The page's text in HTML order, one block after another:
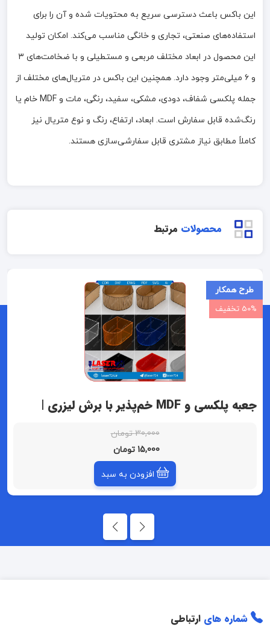
این باکس باعث دسترسی سریع به محتویات شده و آن را برای
استفاده‌های صنعتی، تجاری و خانگی مناسب می‌کند. امکان تولید
این محصول در ابعاد مختلف مربعی و مستطیلی و با ضخامت‌های ۳
و ۶ میلی‌متر وجود دارد. همچنین این باکس در متریال‌های مختلف از
جمله پلکسی شفاف، دودی، مشکی، سفید، رنگی، مات و MDF خام یا
رنگ‌شده قابل سفارش است. ابعاد، ارتفاع، رنگ و نوع متریال نیز
کاملاً مطابق نیاز مشتری قابل سفارشی‌سازی هستند.
محصولات مرتبط
طرح همکار
50% تخفیف
جعبه پلکسی و MDF خم‌پذیر با برش لیزری |
30,000 تومان
15,000 تومان
افزودن به سبد
شماره های ارتباطی